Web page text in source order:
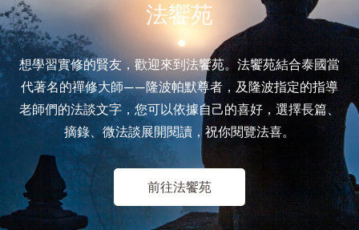
法饗苑
想學習實修的賢友，歡迎來到法饗苑。法饗苑結合泰國當
代著名的禪修大師——隆波帕默尊者，及隆波指定的指導
老師們的法談文字，您可以依據自己的喜好，選擇長篇、
摘錄、微法談展開閱讀，祝你閱覽法喜。
前往法饗苑